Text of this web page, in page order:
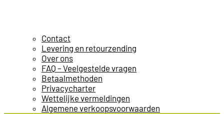
Contact
Levering en retourzending
Over ons
FAQ – Veelgestelde vragen
Betaalmethoden
Privacycharter
Wettelijke vermeldingen
Algemene verkoopsvoorwaarden